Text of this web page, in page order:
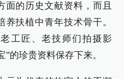
面的历史文献资料，而且
扶植中青年技术骨干。
工匠、老技师们拍摄影
的珍贵资料保存下来。